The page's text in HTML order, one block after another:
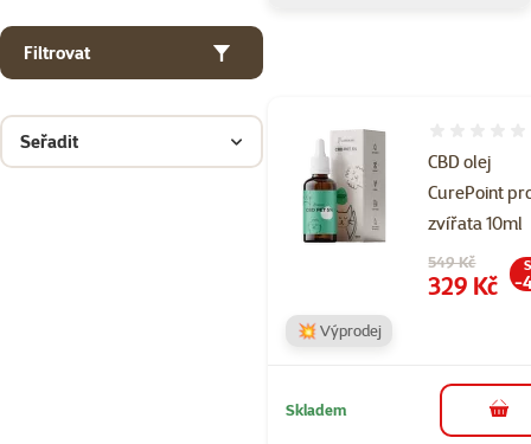
Filtrovat
Seřadit
CBD olej
CurePoint
zvířata 10ml
Původní cena
549 Kč
Cena
329 Kč -
💥 Výprodej
Skladem do